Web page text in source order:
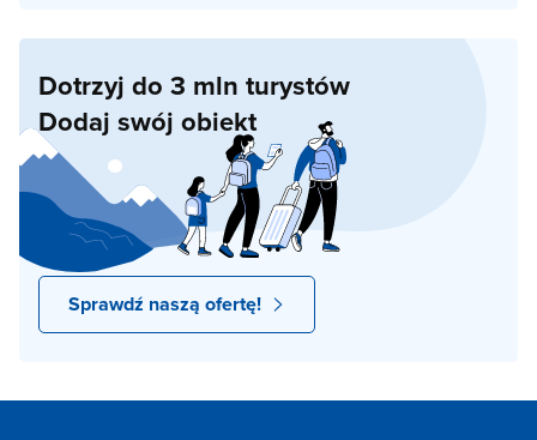
Dotrzyj do 3 mln turystów
Dodaj swój obiekt
Sprawdź naszą ofertę!